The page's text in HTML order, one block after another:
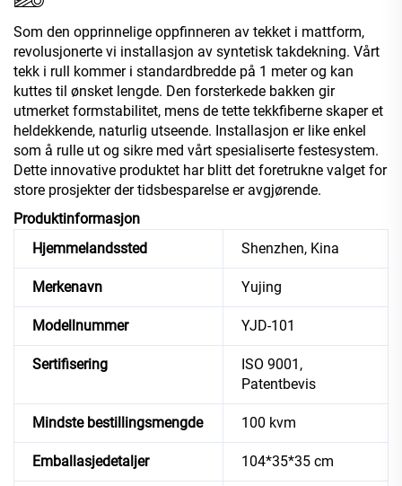
Som den opprinnelige oppfinneren av tekket i mattform,
revolusjonerte vi installasjon av syntetisk takdekning. Vårt
tekk i rull kommer i standardbredde på 1 meter og kan
kuttes til ønsket lengde. Den forsterkede bakken gir
utmerket formstabilitet, mens de tette tekkfiberne skaper et
heldekkende, naturlig utseende. Installasjon er like enkel
som å rulle ut og sikre med vårt spesialiserte festesystem.
Dette innovative produktet har blitt det foretrukne valget for
store prosjekter der tidsbesparelse er avgjørende.
Produktinformasjon
Hjemmelandssted
Shenzhen, Kina
Merkenavn Yujing
Modellnummer YJD-101
Sertifisering
ISO 9001,
Patentbevis
Mindste bestillingsmengde 100 kvm
Emballasjedetaljer 104*35*35 cm